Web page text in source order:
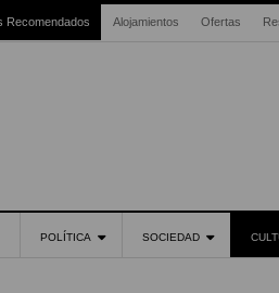
Recomendados Alojamientos Ofertas
POLÍTICA SOCIEDAD